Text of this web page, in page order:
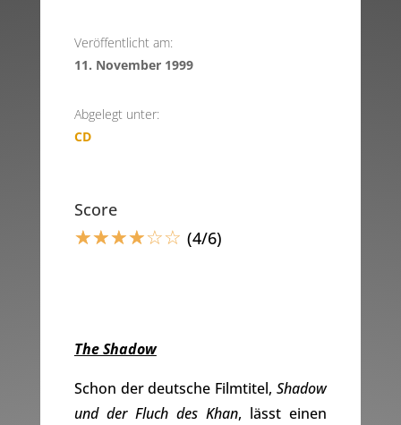
Veröffentlicht am:
11. November 1999
Abgelegt unter:
CD
Score
☆☆☆☆☆☆ (4/6)
The Shadow
Schon der deutsche Filmtitel,Shadow
und der Fluch des Khan, lässt einen